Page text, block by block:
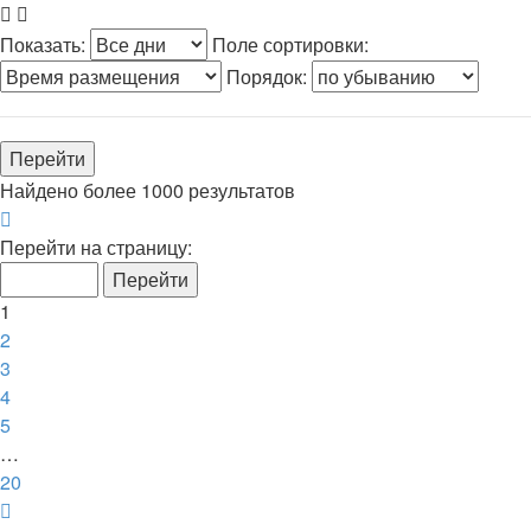
Показать:
Поле сортировки:
Порядок:
Найдено более 1000 результатов
1
20
Перейти на страницу:
1
2
3
4
5
…
20